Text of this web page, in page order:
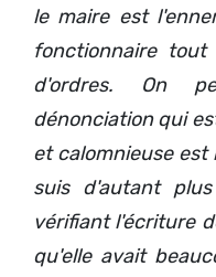
le maire est
fonctionnaire
d'ordres. On
dénonciation qui
et calomnieuse
suis d'autant
vérifiant l'écriture
qu'elle avait